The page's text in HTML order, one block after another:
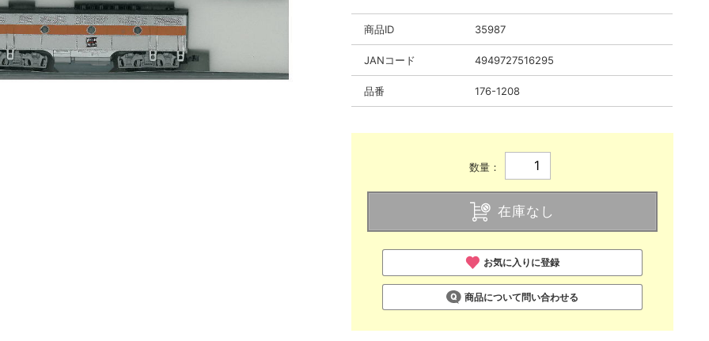
商品ID 35987
JANコード 4949727516295
品番 176-1208
数量：
在庫なし
お気に入りに登録
商品について問い合わせる